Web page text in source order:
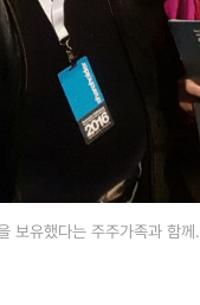
보유했다는 주주가족과 함께.